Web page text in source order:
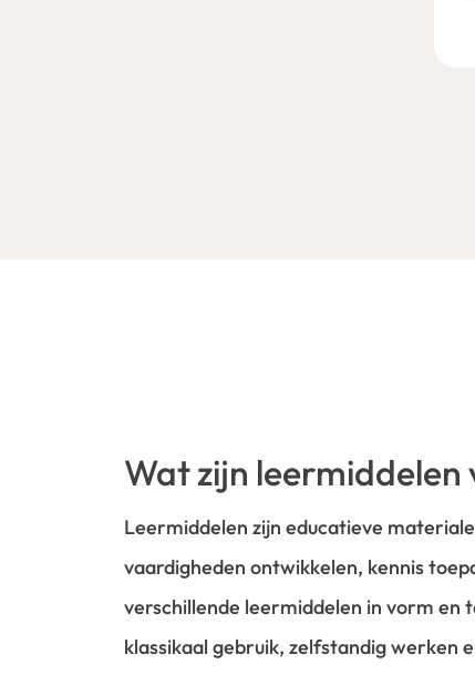
Wat zijn leermiddelen
Leermiddelen zijn educatieve
vaardigheden ontwikkelen, kennis
verschillende leermiddelen in vorm en
klassikaal gebruik, zelfstandig werken